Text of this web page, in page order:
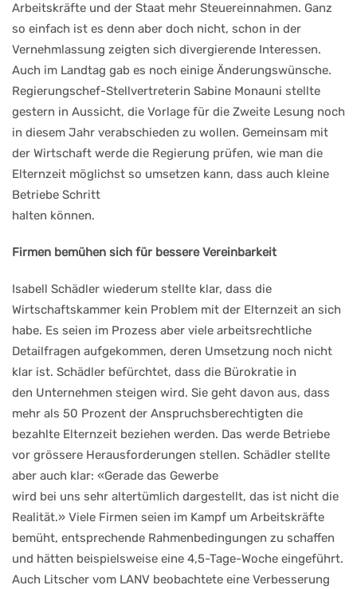
Arbeitskräfte und der Staat mehr Steuereinnahmen. Ganz
so einfach ist es denn aber doch nicht, schon in der
Vernehmlassung zeigten sich divergierende Interessen.
Auch im Landtag gab es noch einige Änderungswünsche.
Regierungschef-Stellvertreterin Sabine Monauni stellte
gestern in Aussicht, die Vorlage für die Zweite Lesung noch
in diesem Jahr verabschieden zu wollen. Gemeinsam mit
der Wirtschaft werde die Regierung prüfen, wie man die
Elternzeit möglichst so umsetzen kann, dass auch kleine
Betriebe Schritt
halten können.
Firmen bemühen sich für bessere Vereinbarkeit
Isabell Schädler wiederum stellte klar, dass die
Wirtschaftskammer kein Problem mit der Elternzeit an sich
habe. Es seien im Prozess aber viele arbeitsrechtliche
Detailfragen aufgekommen, deren Umsetzung noch nicht
klar ist. Schädler befürchtet, dass die Bürokratie in
den Unternehmen steigen wird. Sie geht davon aus, dass
mehr als 50 Prozent der Anspruchsberechtigten die
bezahlte Elternzeit beziehen werden. Das werde Betriebe
vor grössere Herausforderungen stellen. Schädler stellte
aber auch klar: «Gerade das Gewerbe
wird bei uns sehr altertümlich dargestellt, das ist nicht die
Realität.» Viele Firmen seien im Kampf um Arbeitskräfte
bemüht, entsprechende Rahmenbedingungen zu schaffen
und hätten beispielsweise eine 4,5-Tage-Woche eingeführt.
Auch Litscher vom LANV beobachtete eine Verbesserung